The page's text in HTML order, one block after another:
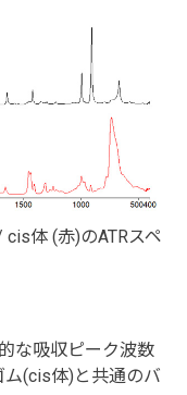
体 (赤)のATRスペ
な吸収ピーク波数
(cis体)と共通のバ